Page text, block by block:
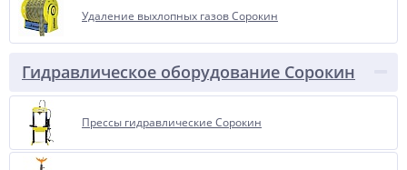
Удаление выхлопных газов Сорокин
Гидравлическое оборудование Сорокин
Прессы гидравлические Сорокин